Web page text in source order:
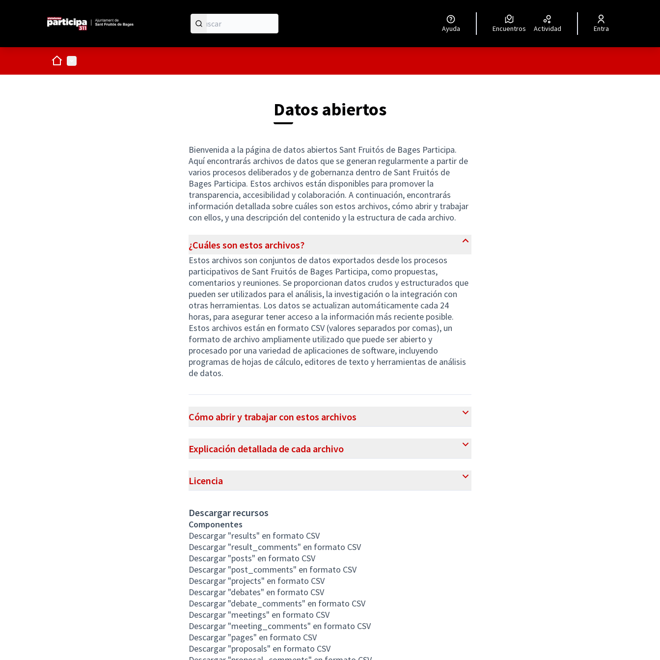
Ayuda Encuentros Actividad Entra
InicioMenú principal
Datos abiertos
Bienvenida a la página de datos abiertos Sant Fruitós de Bages Participa.
Aquí encontrarás archivos de datos que se generan regularmente a partir de
varios procesos deliberados y de gobernanza dentro de Sant Fruitós de
Bages Participa. Estos archivos están disponibles para promover la
transparencia, accesibilidad y colaboración. A continuación, encontrarás
información detallada sobre cuáles son estos archivos, cómo abrir y trabajar
con ellos, y una descripción del contenido y la estructura de cada archivo.
¿Cuáles son estos archivos?
Estos archivos son conjuntos de datos exportados desde los procesos
participativos de Sant Fruitós de Bages Participa, como propuestas,
comentarios y reuniones. Se proporcionan datos crudos y estructurados que
pueden ser utilizados para el análisis, la investigación o la integración con
otras herramientas. Los datos se actualizan automáticamente cada 24
horas, para asegurar tener acceso a la información más reciente posible.
Estos archivos están en formato CSV (valores separados por comas), un
formato de archivo ampliamente utilizado que puede ser abierto y
procesado por una variedad de aplicaciones de software, incluyendo
programas de hojas de cálculo, editores de texto y herramientas de análisis
de datos.
Cómo abrir y trabajar con estos archivos
Explicación detallada de cada archivo
Licencia
Descargar recursos
Componentes
Descargar "results" en formato CSV
Descargar "result_comments" en formato CSV
Descargar "posts" en formato CSV
Descargar "post_comments" en formato CSV
Descargar "projects" en formato CSV
Descargar "debates" en formato CSV
Descargar "debate_comments" en formato CSV
Descargar "meetings" en formato CSV
Descargar "meeting_comments" en formato CSV
Descargar "pages" en formato CSV
Descargar "proposals" en formato CSV